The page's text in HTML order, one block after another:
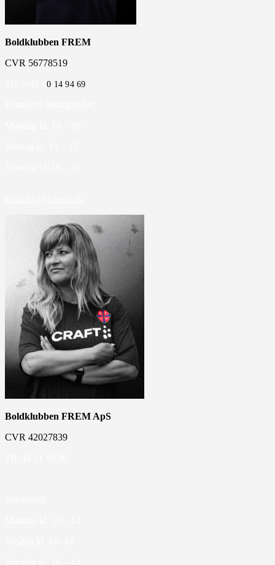
Boldklubben FREM
CVR 56778519
0 14 94 69
Boldklubben FREM ApS
CVR 42027839